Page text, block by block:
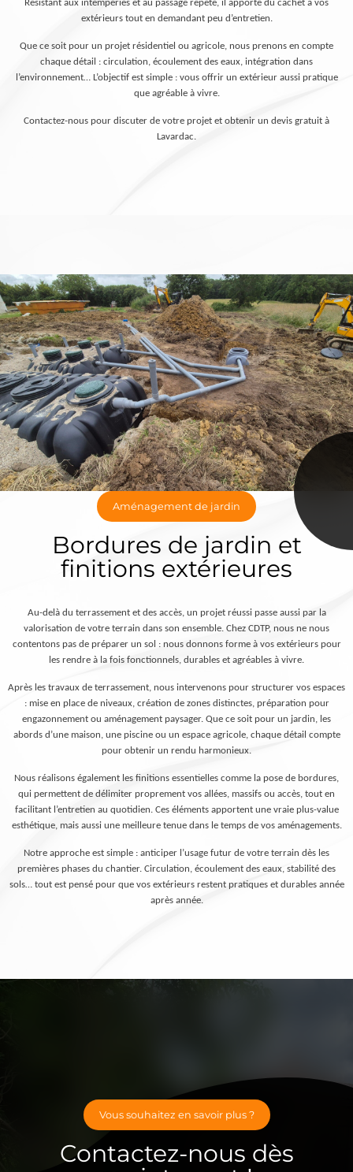
extérieurs tout en demandant peu d’entretien.
Que ce soit pour un projet résidentiel ou agricole, nous prenons en compte
chaque détail : circulation, écoulement des eaux, intégration dans
l’environnement… L’objectif est simple : vous offrir un extérieur aussi pratique
que agréable à vivre.
Contactez-nous pour discuter de votre projet et obtenir un devis gratuit à
Lavardac.
Aménagement de jardin
Bordures de jardin et
finitions extérieures
Au-delà du terrassement et des accès, un projet réussi passe aussi par la
valorisation de votre terrain dans son ensemble. Chez CDTP, nous ne nous
contentons pas de préparer un sol : nous donnons forme à vos extérieurs pour
les rendre à la fois fonctionnels, durables et agréables à vivre.
Après les travaux de terrassement, nous intervenons pour structurer vos espaces
: mise en place de niveaux, création de zones distinctes, préparation pour
engazonnement ou aménagement paysager. Que ce soit pour un jardin, les
abords d’une maison, une piscine ou un espace agricole, chaque détail compte
pour obtenir un rendu harmonieux.
Nous réalisons également les finitions essentielles comme la pose de bordures,
qui permettent de délimiter proprement vos allées, massifs ou accès, tout en
facilitant l’entretien au quotidien. Ces éléments apportent une vraie plus-value
esthétique, mais aussi une meilleure tenue dans le temps de vos aménagements.
Notre approche est simple : anticiper l’usage futur de votre terrain dès les
premières phases du chantier. Circulation, écoulement des eaux, stabilité des
sols… tout est pensé pour que vos extérieurs restent pratiques et durables année
après année.
Vous souhaitez en savoir plus ?
Contactez-nous dès